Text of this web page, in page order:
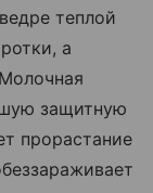
теплой
а
защитную
прорастание